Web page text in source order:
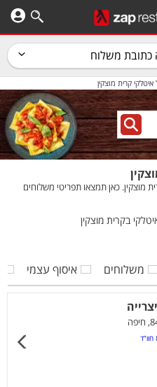
כתובת משלוח
איטלקי קרית מוצקין
מוצקין. כאן תמצאו תפריטי משלוחים
משלוחים איסוף עצמי
חוו”ד